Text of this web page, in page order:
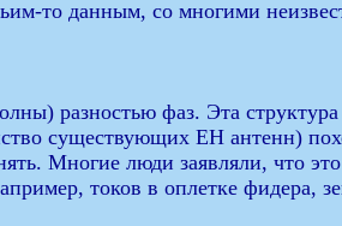
то данным, со многими
разностью фаз. Эта
существующих ЕН антенн)
Многие люди заявляли, что
токов в оплетке фидера,